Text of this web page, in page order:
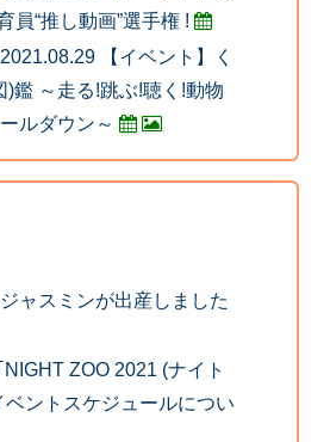
員“推し動画”選手権 !
【イベント】く
)鑑 ～走る!跳ぶ!聴く!動物
ルダウン～
ジャスミンが出産しました
ZOO 2021 (ナイト
ベントスケジュールについ